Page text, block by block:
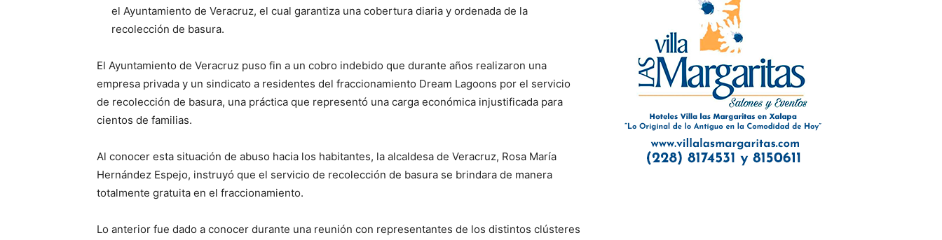
el Ayuntamiento de Veracruz, el cual garantiza una cobertura diaria y ordenada de la
recolección de basura.
El Ayuntamiento de Veracruz puso fin a un cobro indebido que durante años realizaron una
empresa privada y un sindicato a residentes del fraccionamiento Dream Lagoons por el servicio
de recolección de basura, una práctica que representó una carga económica injustificada para
cientos de familias.
Al conocer esta situación de abuso hacia los habitantes, la alcaldesa de Veracruz, Rosa María
Hernández Espejo, instruyó que el servicio de recolección de basura se brindara de manera
totalmente gratuita en el fraccionamiento.
Lo anterior fue dado a conocer durante una reunión con representantes de los distintos clústeres